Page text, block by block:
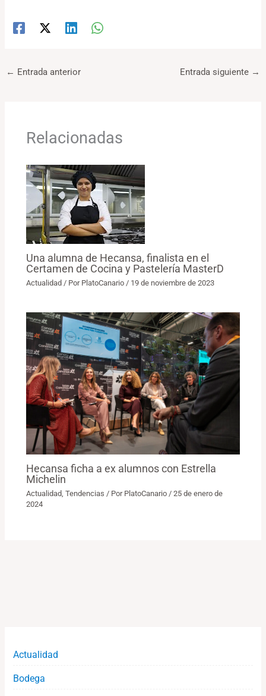
← Entrada anterior Entrada siguiente →
Relacionadas
Una alumna de Hecansa, finalista en el
Certamen de Cocina y Pastelería MasterD
Actualidad / Por PlatoCanario/ 19 de noviembre de 2023
Hecansa ficha a ex alumnos con Estrella
Michelin
Actualidad ,Tendencias / Por PlatoCanario /25 de enero de
2024
Actualidad
Bodega